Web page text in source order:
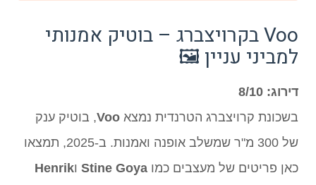
Voo בקרויצברג – בוטיק אמנותי
למביני עניין 🖼️
דירוג: 8/10
בשכונת קרויצברג הטרנדית נמצא Voo, בוטיק ענק
של 300 מ"ר שמשלב אופנה ואמנות. ב-2025, תמצאו
כאן פריטים של מעצבים כמו Stine Goya וHenrik